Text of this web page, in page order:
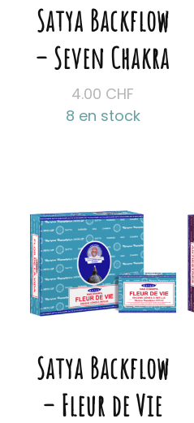
Satya Backflow
– Seven Chakra
4.00 CHF
8 en stock
Satya Backflow
– Fleur de Vie